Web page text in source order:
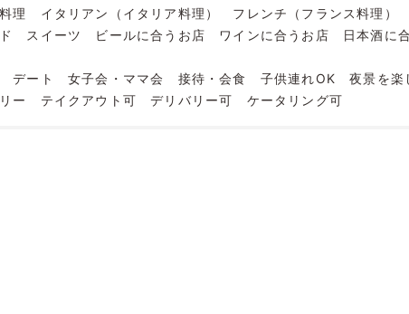
理 イタリアン（イタリア料理） フレンチ（フランス料理）
スイーツ ビールに合うお店 ワインに合うお店 日本酒に
デート 女子会・ママ会 接待・会食 子供連れOK 夜景を楽
ー テイクアウト可 デリバリー可 ケータリング可